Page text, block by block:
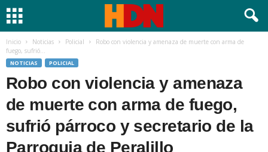
Inicio Noticias Policial
Robo con violencia y amenaza de muerte con arma de
fuego, sufrió...
NOTICIAS POLICIAL
Robo con violencia y amenaza
de muerte con arma de fuego,
sufrió párroco y secretario de la
Parroquia de Peralillo